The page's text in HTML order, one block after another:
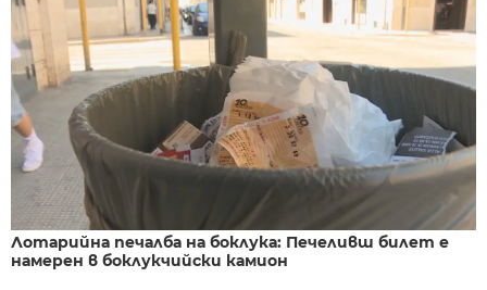
Лотарийна печалба на боклука: Печеливш билет е
намерен в боклукчийски камион